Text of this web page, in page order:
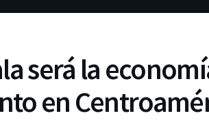
será la
en